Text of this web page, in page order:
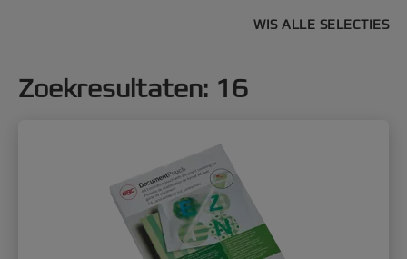
WIS ALLE SELECTIES
Zoekresultaten: 16